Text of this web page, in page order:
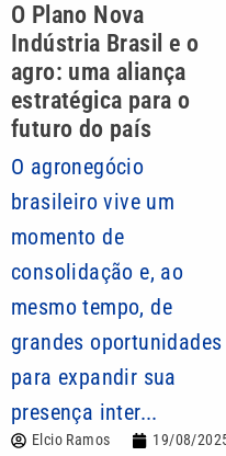
O Plano Nova
Indústria Brasil e o
agro: uma aliança
estratégica para o
futuro do país
O agronegócio
brasileiro vive um
momento de
consolidação e, ao
mesmo tempo, de
grandes oportunidades
para expandir sua
presença inter...
Elcio Ramos 19/08/